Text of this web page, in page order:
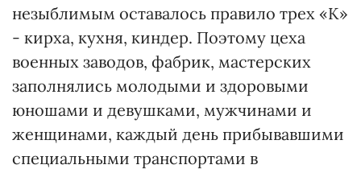
незыблимым оставалось правило трех «К»
- кирха, кухня, киндер. Поэтому цеха
военных заводов, фабрик, мастерских
заполнялись молодыми и здоровыми
юношами и девушками, мужчинами и
женщинами, каждый день прибывавшими
специальными транспортами в